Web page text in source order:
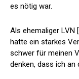
es nötig war.
Als ehemaliger
hatte ein starkes
schwer für meinen
denken, dass ich an